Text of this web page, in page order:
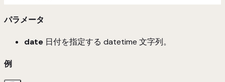
パラメータ
date 日付を指定する datetime 文字列。
例